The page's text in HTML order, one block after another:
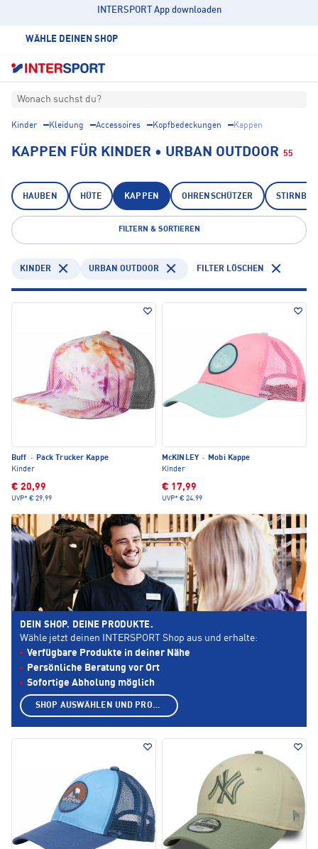
INTERSPORT App downloaden
WÄHLE DEINEN SHOP
Wonach suchst du?
Kinder Kleidung Accessoires Kopfbedeckungen Kappen
KAPPEN FÜR KINDER • URBAN OUTDOOR 55
HAUBEN HÜTE KAPPEN OHRENSCHÜTZER
FILTERN & SORTIEREN
KINDER URBAN OUTDOOR FILTER LÖSCHEN
Buff ·
Pack Trucker Kappe
Kinder
€ 20,99
UVP* € 29,99
McKINLEY ·
Mobi Kappe
Kinder
€ 17,99
UVP* € 24,99
DEIN SHOP. DEINE PRODUKTE.
Wähle jetzt deinen INTERSPORT Shop aus und erhalte:
Verfügbare Produkte in deiner Nähe
Persönliche Beratung vor Ort
Sofortige Abholung möglich
SHOP AUSWÄHLEN UND PRODUKTE ANZEIGEN